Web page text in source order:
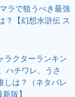
ラで狙うべき最強
？【幻想水滸伝 ス
ラクターランキン
ハチワレ、うさ
は？（ネタバレ
版】